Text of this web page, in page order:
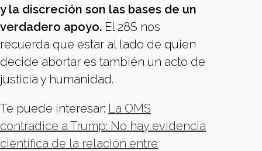
y la discreción son las bases de un
verdadero apoyo. El 28S nos
recuerda que estar al lado de quien
decide abortar es también un acto de
justicia y humanidad.
Te puede interesar: La OMS
contradice a Trump: No hay evidencia
científica de la relación entre